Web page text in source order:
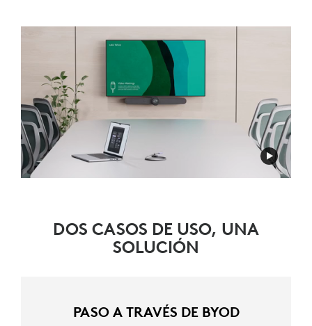
DOS CASOS DE USO, UNA
SOLUCIÓN
PASO A TRAVÉS DE BYOD